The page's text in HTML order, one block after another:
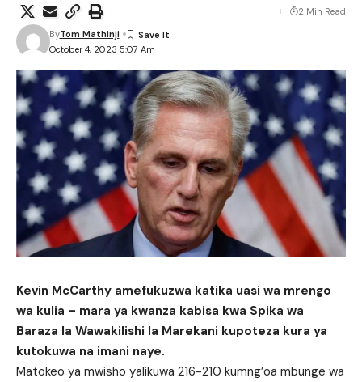
October 4, 2023 5:07 Am
ByTom Mathinji
2 Min Read
Kevin McCarthy amefukuzwa katika uasi wa mrengo
wa kulia – mara ya kwanza kabisa kwa Spika wa
Baraza la Wawakilishi la Marekani kupoteza kura ya
kutokuwa na imani naye.
Matokeo ya mwisho yalikuwa 216-210 kumng’oa mbunge wa